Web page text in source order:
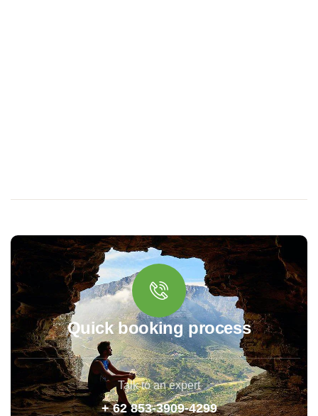
Quick booking process
Talk to an expert
+ 62 853-3909-4299